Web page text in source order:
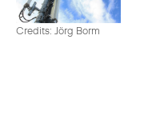
Credits: Jörg Borm